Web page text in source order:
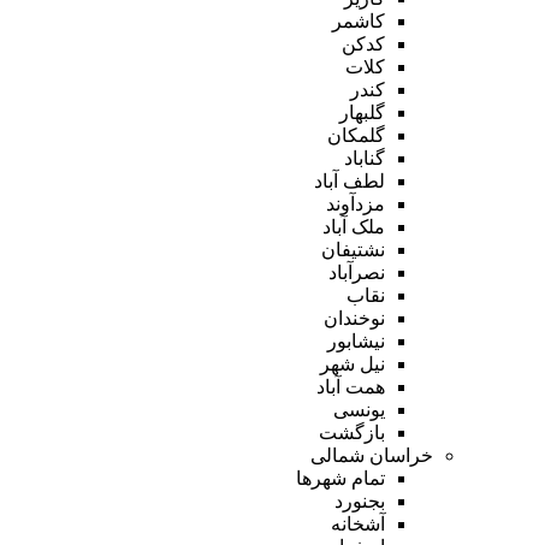
کاشمر
کدکن
کلات
کندر
گلبهار
گلمکان
گناباد
لطف آباد
مزدآوند
ملک آباد
نشتیفان
نصرآباد
نقاب
نوخندان
نیشابور
نیل شهر
همت آباد
یونسی
بازگشت
خراسان شمالی
تمام شهر‌ها
بجنورد
آشخانه